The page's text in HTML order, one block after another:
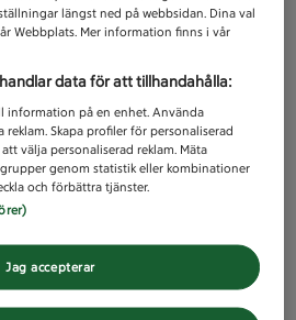
längst ned på webbsidan. Dina val
Webbplats. Mer information finns i vår
data för att tillhandahålla:
information på en enhet. Använda
Skapa profiler för personaliserad
välja personaliserad reklam. Mäta
genom statistik eller kombinationer
och förbättra tjänster.
Jag accepterar